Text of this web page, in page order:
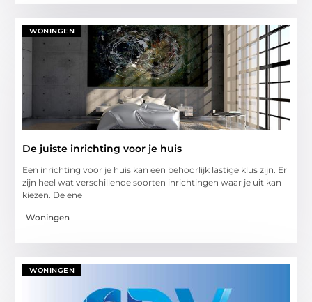
WONINGEN
De juiste inrichting voor je huis
Een inrichting voor je huis kan een behoorlijk lastige klus zijn. Er
zijn heel wat verschillende soorten inrichtingen waar je uit kan
kiezen. De ene
Woningen
WONINGEN